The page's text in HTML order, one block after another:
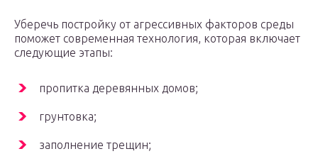
Уберечь постройку от агрессивных факторов среды
поможет современная технология, которая включает
следующие этапы:
пропитка деревянных домов;
грунтовка;
заполнение трещин;